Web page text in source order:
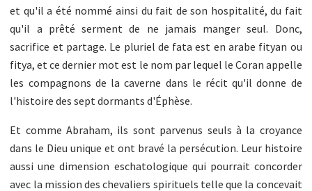
et qu'il a été nommé ainsi du fait de son hospitalité, du fait
qu'il a prêté serment de ne jamais manger seul. Donc,
sacrifice et partage. Le pluriel de fata est en arabe fityan ou
fitya, et ce dernier mot est le nom par lequel le Coran appelle
les compagnons de la caverne dans le récit qu'il donne de
l'histoire des sept dormants d'Éphèse.
Et comme Abraham, ils sont parvenus seuls à la croyance
dans le Dieu unique et ont bravé la persécution. Leur histoire
aussi une dimension eschatologique qui pourrait concorder
avec la mission des chevaliers spirituels telle que la concevait